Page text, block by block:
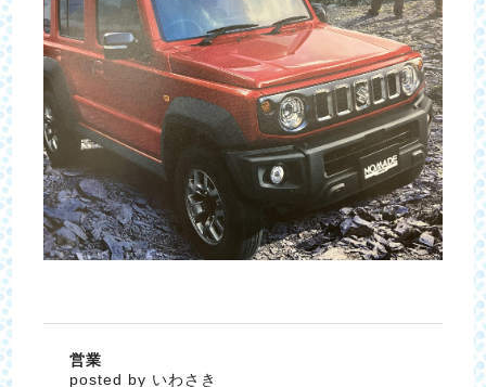
営業
posted by いわさき